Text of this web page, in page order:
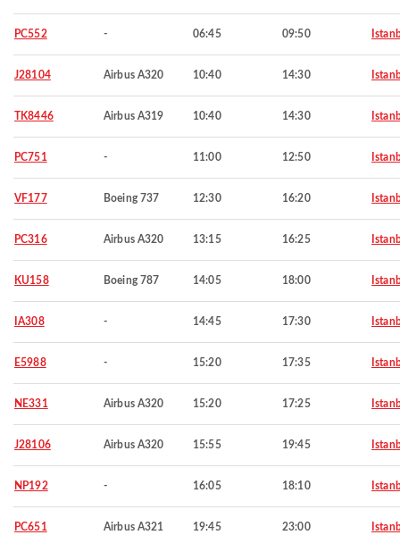
PC552 - 06:45 09:50
J28104 Airbus A320 10:40 14:30
TK8446 Airbus A319 10:40 14:30
PC751 - 11:00 12:50
VF177 Boeing 737 12:30 16:20
PC316 Airbus A320 13:15 16:25
KU158 Boeing 787 14:05 18:00
IA308 - 14:45 17:30
E5988 - 15:20 17:35
NE331 Airbus A320 15:20 17:25
J28106 Airbus A320 15:55 19:45
NP192 - 16:05 18:10
PC651 Airbus A321 19:45 23:00